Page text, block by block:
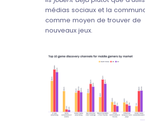
médias sociaux et la
comme moyen de trouver de
nouveaux jeux.